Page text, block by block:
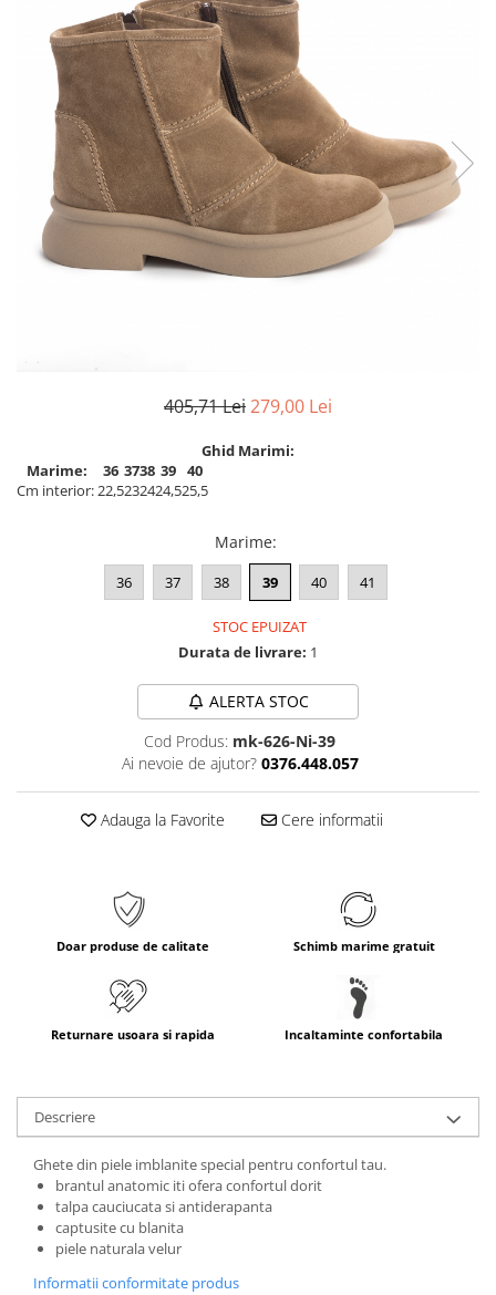
Doss
Vesna
Dr. Feet
405,71 Lei279,00 Lei
Ghid Marimi:
Marime:
36 3738 39 40
Cm interior:22,5232424,525,5
Marime:
36 37 38 39 40 41
STOC EPUIZAT
Durata de livrare: 1
ALERTA STOC
Cod Produs: mk-626-Ni-39
Ai nevoie de ajutor? 0376.448.057
Adauga la Favorite Cere informatii
Doar produse de calitate Schimb marime gratuit
Returnare usoara si rapida Incaltaminte confortabila
Descriere
Ghete din piele imblanite special pentru confortul tau.
brantul anatomic iti ofera confortul dorit
talpa cauciucata si antiderapanta
captusite cu blanita
piele naturala velur
Informatii conformitate produs